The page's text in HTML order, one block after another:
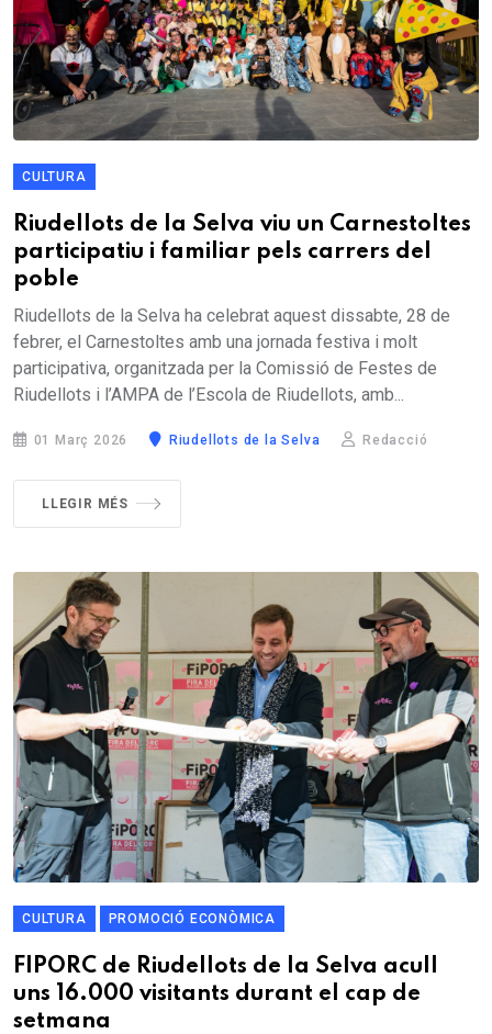
CULTURA
Riudellots de la Selva viu un Carnestoltes
participatiu i familiar pels carrers del
poble
Riudellots de la Selva ha celebrat aquest dissabte, 28 de
febrer, el Carnestoltes amb una jornada festiva i molt
participativa, organitzada per la Comissió de Festes de
Riudellots i l’AMPA de l’Escola de Riudellots, amb...
01 Març 2026 Riudellots de la Selva Redacció
LLEGIR MÉS
CULTURA PROMOCIÓ ECONÒMICA
FIPORC de Riudellots de la Selva acull
uns 16.000 visitants durant el cap de
setmana